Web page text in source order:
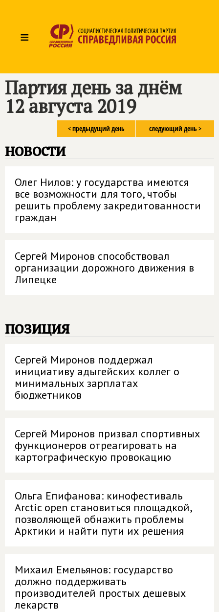
≡
Партия день за днём
12 августа 2019
следующий день >
< предыдущий день
новости
Олег Нилов: у государства имеются
все возможности для того, чтобы
решить проблему закредитованности
граждан
Сергей Миронов способствовал
организации дорожного движения в
Липецке
позиция
Сергей Миронов поддержал
инициативу адыгейских коллег о
минимальных зарплатах
бюджетников
Сергей Миронов призвал спортивных
функционеров отреагировать на
картографическую провокацию
Ольга Епифанова: кинофестиваль
Arctic оpen становиться площадкой,
позволяющей обнажить проблемы
Арктики и найти пути их решения
Михаил Емельянов: государство
должно поддерживать
производителей простых дешевых
лекарств